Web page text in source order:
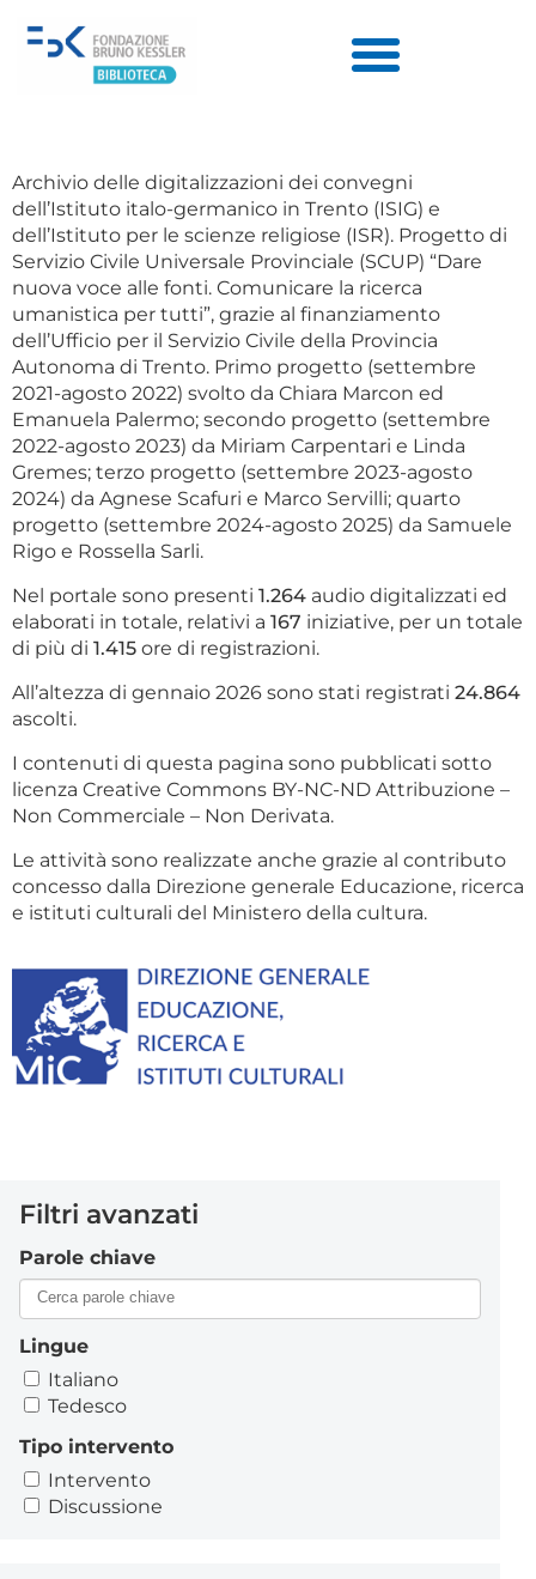
Archivio delle digitalizzazioni dei convegni
dell’Istituto italo-germanico in Trento (ISIG) e
dell’Istituto per le scienze religiose (ISR). Progetto di
Servizio Civile Universale Provinciale (SCUP) “Dare
nuova voce alle fonti. Comunicare la ricerca
umanistica per tutti”, grazie al finanziamento
dell’Ufficio per il Servizio Civile della Provincia
Autonoma di Trento. Primo progetto (settembre
2021-agosto 2022) svolto da Chiara Marcon ed
Emanuela Palermo; secondo progetto (settembre
2022-agosto 2023) da Miriam Carpentari e Linda
Gremes; terzo progetto (settembre 2023-agosto
2024) da Agnese Scafuri e Marco Servilli; quarto
progetto (settembre 2024-agosto 2025) da Samuele
Rigo e Rossella Sarli.
Nel portale sono presenti 1.264 audio digitalizzati ed
elaborati in totale, relativi a 167 iniziative, per un totale
di più di 1.415 ore di registrazioni.
All’altezza di gennaio 2026 sono stati registrati 24.864
ascolti.
I contenuti di questa pagina sono pubblicati sotto
licenza Creative Commons BY-NC-ND Attribuzione –
Non Commerciale – Non Derivata.
Le attività sono realizzate anche grazie al contributo
concesso dalla Direzione generale Educazione, ricerca
e istituti culturali del Ministero della cultura.
Filtri avanzati
Parole chiave
Lingue
Italiano
Tedesco
Tipo intervento
Intervento
Discussione